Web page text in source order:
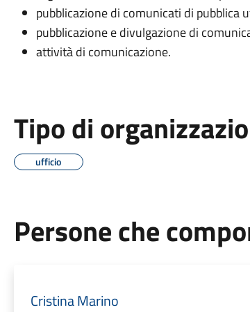
pubblicazione di comunicati di pubblica
pubblicazione e divulgazione di
attività di comunicazione.
Tipo di
ufficio
Persone che
Cristina Marino